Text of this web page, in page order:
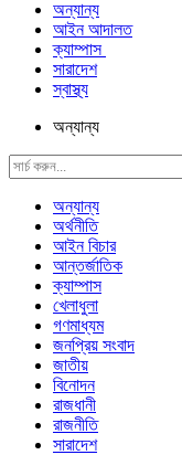
অন্যান্য
আইন আদালত
ক্যাম্পাস
সারাদেশ
স্বাস্থ্য
অন্যান্য
অন্যান্য
অর্থনীতি
আইন বিচার
আন্তর্জাতিক
ক্যাম্পাস
খেলাধুলা
গণমাধ্যম
জনপ্রিয় সংবাদ
জাতীয়
বিনোদন
রাজধানী
রাজনীতি
সারাদেশ